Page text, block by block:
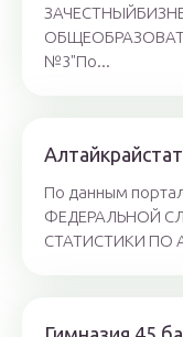
№3"По...
Алтайкрайстат
По данным
ФЕДЕРАЛЬНОЙ
СТАТИСТИКИ ПО